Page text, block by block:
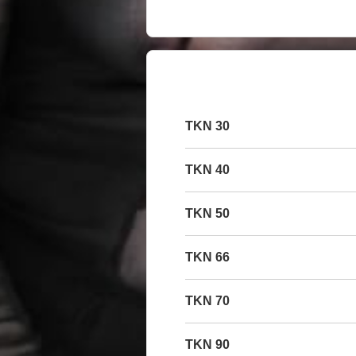
30 TKN
40 TKN
50 TKN
66 TKN
70 TKN
90 TKN